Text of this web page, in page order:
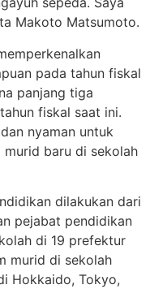
Makoto Matsumoto.
pada tahun fiskal
panjang tiga
fiskal saat ini.
nyaman untuk
murid baru di sekolah
dilakukan dari
pejabat pendidikan
di 19 prefektur
murid di sekolah
Hokkaido, Tokyo,